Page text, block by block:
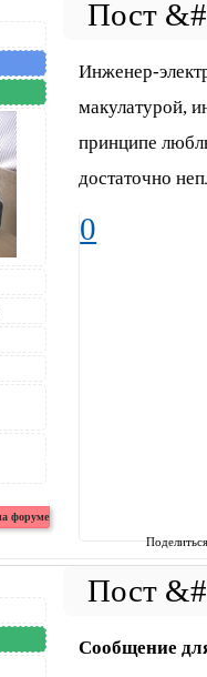
Инженер-
макулатурой,
принципе
достаточно
0
Сообщение